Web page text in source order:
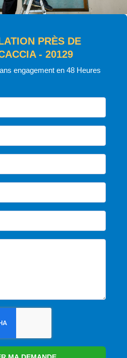
PRÈS DE
- 20129
engagement en 48 Heures